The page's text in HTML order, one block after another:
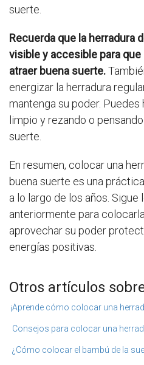
suerte.
Recuerda que la herradura
visible y accesible para
atraer buena suerte.
energizar la herradura
mantenga su poder. Puedes
limpio y rezando o
suerte.
En resumen, colocar una
buena suerte es una
a lo largo de los años.
anteriormente para
aprovechar su poder
energías positivas.
Otros artículos
¡Aprende cómo colocar una
Consejos para colocar una
¿Cómo colocar el bambú de la